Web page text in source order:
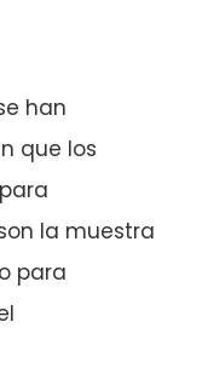
han
que los
la muestra
para